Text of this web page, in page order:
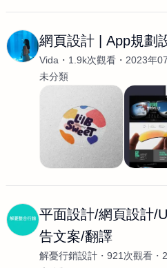
網頁設計 | App規劃
Vida 1.9k次觀看
2023年
未分類
平面設計/網頁設計/
告文案/翻譯
解憂行銷設計 921次觀看